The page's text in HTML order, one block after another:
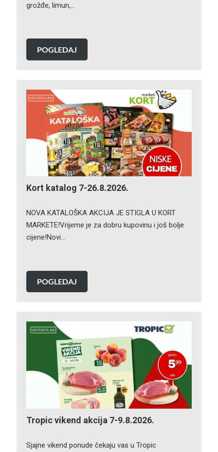
grožđe, limun,…
POGLEDAJ
Kort katalog 7-26.8.2026.
NOVA KATALOŠKA AKCIJA JE STIGLA U KORT
MARKETE!Vrijeme je za dobru kupovinu i još bolje
cijene!Novi…
POGLEDAJ
Tropic vikend akcija 7-9.8.2026.
Sjajne vikend ponude čekaju vas u Tropic